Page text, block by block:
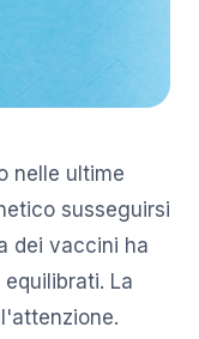
nelle ultime
susseguirsi
dei vaccini ha
La